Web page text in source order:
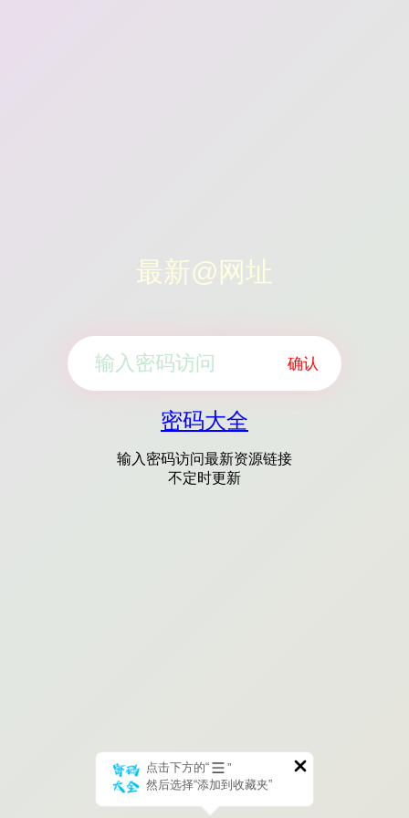
最新@网址
确认
密码大全
输入密码访问最新资源链接
不定时更新
点击下方的“
”
然后选择“添加到收藏夹”